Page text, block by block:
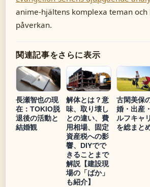
anime-hjältens komplexa teman
påverkan.
関連記事をさらに表示
長瀬智也の現
在：TOKIO脱
退後の活動と
結婚観
解体とは？意
味、取り壊し
との違い、費
用相場、固定
資産税への影
響、DIYでで
きることまで
解説【建設現
場の「ばか」
も紹介】
古閑美保
婚・出産
ルフキャ
を総まと